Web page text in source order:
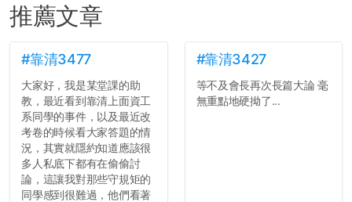
推薦文章
#靠清3477
大家好，我是某堂課的助
教，最近看到靠清上面資工
系同學的事件，以及最近改
考卷的時候看大家答題的情
況，其實就隱約知道應該很
多人私底下都有在偷偷討
論，這讓我對那些守規矩的
同學感到很難過，他們看著
#靠清3427
等不及會長再次長篇大論 毫
無重點地硬拗了...